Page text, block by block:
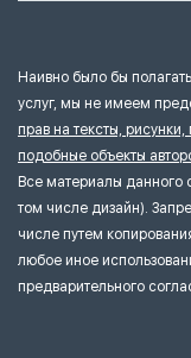
Наивно было бы
услуг, мы не имеем
прав на тексты,
подобные объекты
Все материалы данного
том числе дизайн).
числе путем
любое иное
предварительного